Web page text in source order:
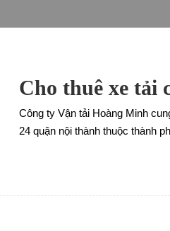
Cho thuê xe tải
Công ty Vận tải Hoàng Minh
24 quận nội thành thuộc thành